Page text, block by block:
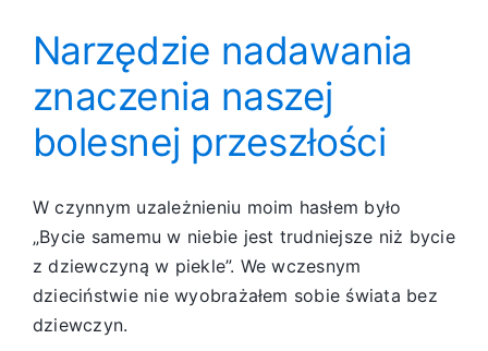
Narzędzie nadawania
znaczenia naszej
bolesnej przeszłości
W czynnym uzależnieniu moim hasłem było
„Bycie samemu w niebie jest trudniejsze niż bycie
z dziewczyną w piekle”. We wczesnym
dzieciństwie nie wyobrażałem sobie świata bez
dziewczyn.